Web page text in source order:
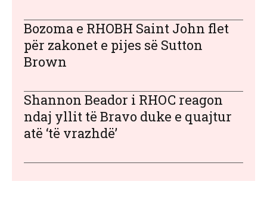
Bozoma e RHOBH Saint John flet
për zakonet e pijes së Sutton
Brown
Shannon Beador i RHOC reagon
ndaj yllit të Bravo duke e quajtur
atë ‘të vrazhdë’